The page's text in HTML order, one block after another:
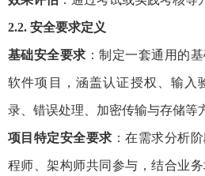
2.2. 安全要求定义
基础安全要求 ：制定一套通用的
软件项目，涵盖认证授权、输入
录、错误处理、加密传输与存储等
项目特定安全要求 ：在需求分析
程师、架构师共同参与，结合业